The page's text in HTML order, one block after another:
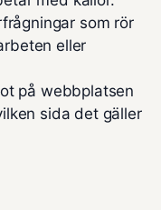
som rör
eller
på webbplatsen
sida det gäller